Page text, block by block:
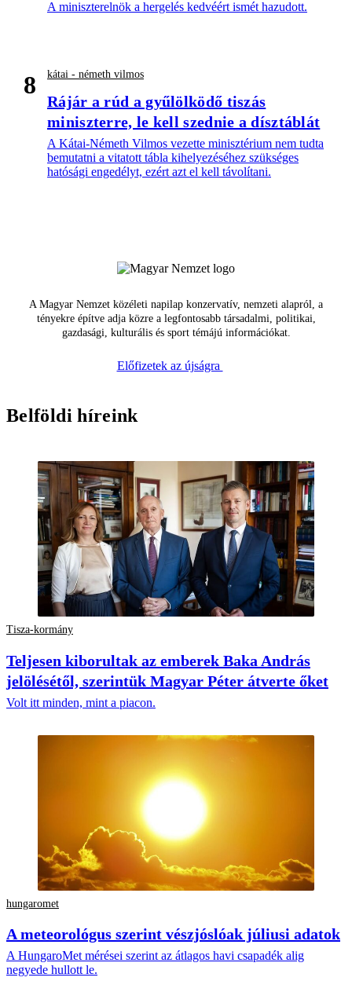
A miniszterelnök a hergelés kedvéért ismét hazudott.
8 kátai - németh vilmos
Rájár a rúd a gyűlölködő tiszás
miniszterre, le kell szednie a dísztáblát
A Kátai-Németh Vilmos vezette minisztérium nem tudta
bemutatni a vitatott tábla kihelyezéséhez szükséges
hatósági engedélyt, ezért azt el kell távolítani.
A Magyar Nemzet közéleti napilap konzervatív, nemzeti alapról, a
tényekre építve adja közre a legfontosabb társadalmi, politikai,
gazdasági, kulturális és sport témájú információkat.
Előfizetek az újságra
Belföldi híreink
Tisza-kormány
Teljesen kiborultak az emberek Baka András
jelölésétől, szerintük Magyar Péter átverte őket
Volt itt minden, mint a piacon.
hungaromet
A meteorológus szerint vészjóslóak júliusi adatok
A HungaroMet mérései szerint az átlagos havi csapadék alig
negyede hullott le.